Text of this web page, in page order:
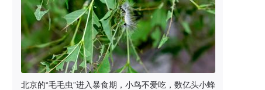
北京的“毛毛虫”进入暴食期，小鸟不爱吃，数亿头小蜂